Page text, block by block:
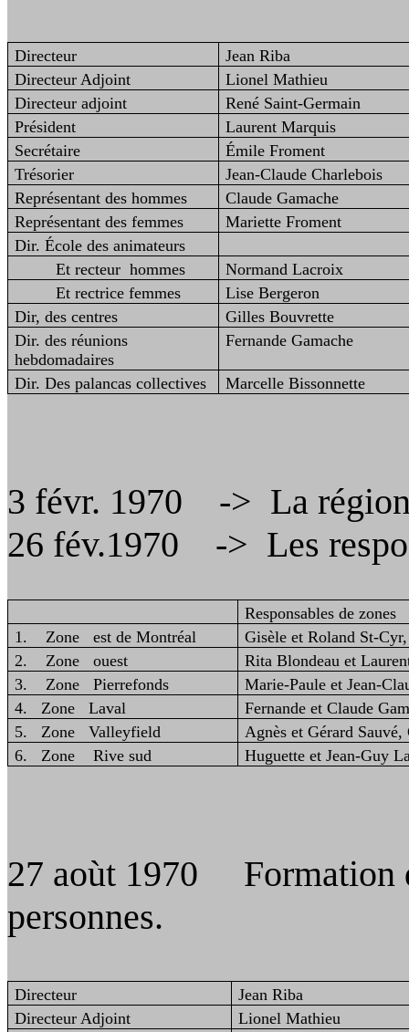
Directeur
Jean Riba
Directeur Adjoint
Lionel Mathieu
Directeur adjoint
René Saint-Germain
Président
Laurent Marquis
Secrétaire
Émile Froment
Trésorier
Jean-Claude Charlebois
Représentant des hommes
Claude Gamache
Représentant des femmes
Mariette Froment
Dir. École des animateurs
Etrecteur hommes
Normand Lacroix
Et rectrice femmes
Lise Bergeron
Dir, des centres
Gilles Bouvrette
Dir. des réunions
hebdomadaires
Fernande Gamache
Dir. Despalancas collectives Marcelle Bissonnette
3 févr. 1970 -> La
26 fév.1970 -> Les
Responsables de zones
1. Zone est de Montréal
Gisèle et Roland
2. Zone ouest
Rita Blondeau et
3. Zone Pierrefonds
Marie‑Paule et
4. Zone Laval
Fernande et Claude
5. Zone Valleyfield
Agnès et Gérard
6. Zone Rive sud
Huguette et Jean‑Guy
27 aoùt 1970 Formation
personnes.
Directeur
Jean Riba
Directeur Adjoint
Lionel Mathieu